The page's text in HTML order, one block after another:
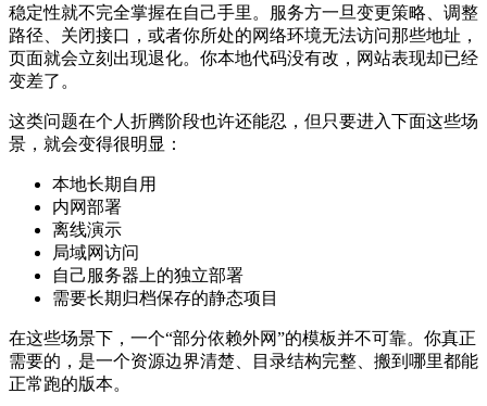
稳定性就不完全掌握在自己手里。服务方一旦变更策略、调整
路径、关闭接口，或者你所处的网络环境无法访问那些地址，
页面就会立刻出现退化。你本地代码没有改，网站表现却已经
变差了。
这类问题在个人折腾阶段也许还能忍，但只要进入下面这些场
景，就会变得很明显：
本地长期自用
内网部署
离线演示
局域网访问
自己服务器上的独立部署
需要长期归档保存的静态项目
在这些场景下，一个“部分依赖外网”的模板并不可靠。你真正
需要的，是一个资源边界清楚、目录结构完整、搬到哪里都能
正常跑的版本。